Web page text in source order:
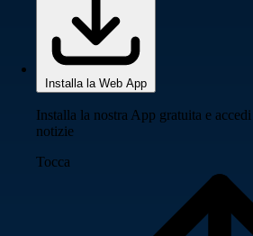
Installa la Web App
Installa la nostra App gratuita e
notizie
Tocca